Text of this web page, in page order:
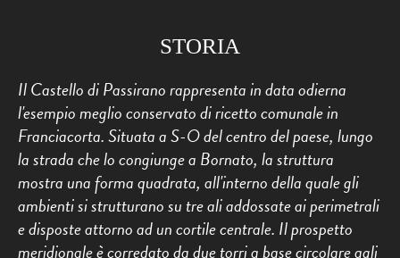
STORIA
Il Castello di Passirano rappresenta in data odierna
l'esempio meglio conservato di ricetto comunale in
Franciacorta. Situata a S-O del centro del paese, lungo
la strada che lo congiunge a Bornato, la struttura
mostra una forma quadrata, all'interno della quale gli
ambienti si strutturano su tre ali addossate ai perimetrali
e disposte attorno ad un cortile centrale. Il prospetto
meridionale è corredato da due torri a base circolare agli